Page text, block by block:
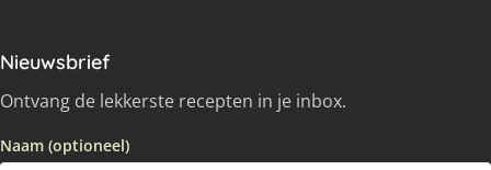
Nieuwsbrief
Ontvang de lekkerste recepten in je inbox.
Naam (optioneel)